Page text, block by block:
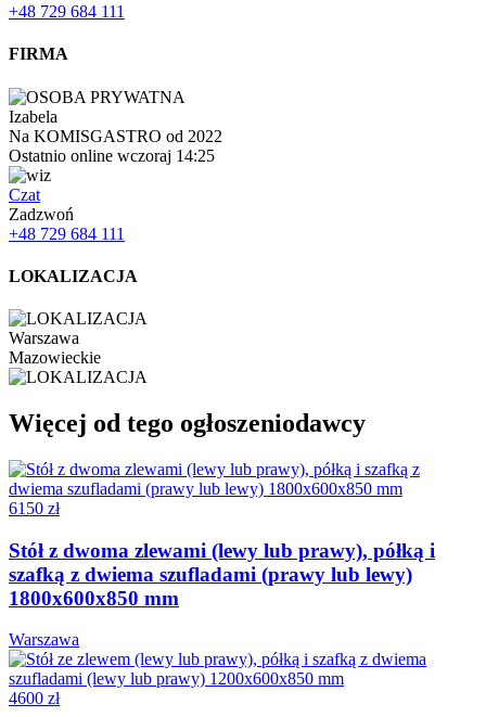
+48 729 684 111
FIRMA
Izabela
Na KOMISGASTRO od 2022
Ostatnio online wczoraj 14:25
Czat
Zadzwoń
+48 729 684 111
LOKALIZACJA
Warszawa
Mazowieckie
Więcej od tego ogłoszeniodawcy
6150 zł
Stół z dwoma zlewami (lewy lub prawy), półką i
szafką z dwiema szufladami (prawy lub lewy)
1800x600x850 mm
Warszawa
4600 zł